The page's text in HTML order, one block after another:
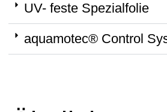
UV- feste Spezialfolie
aquamotec® Control